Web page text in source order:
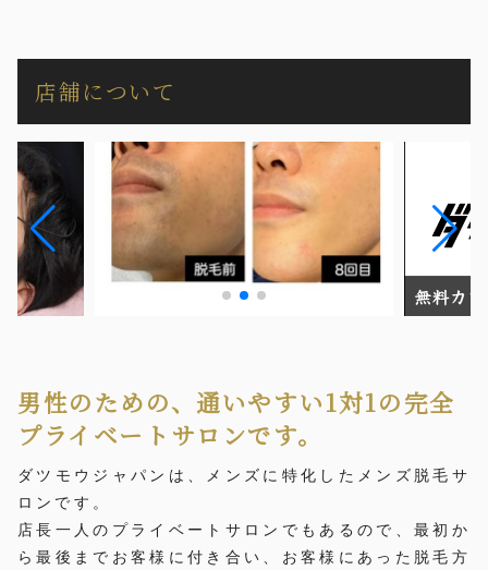
店舗について
男性のための、通いやすい1対1の完全
プライベートサロンです。
ダツモウジャパンは、メンズに特化したメンズ脱毛サ
ロンです。
店長一人のプライベートサロンでもあるので、最初か
ら最後までお客様に付き合い、お客様にあった脱毛方